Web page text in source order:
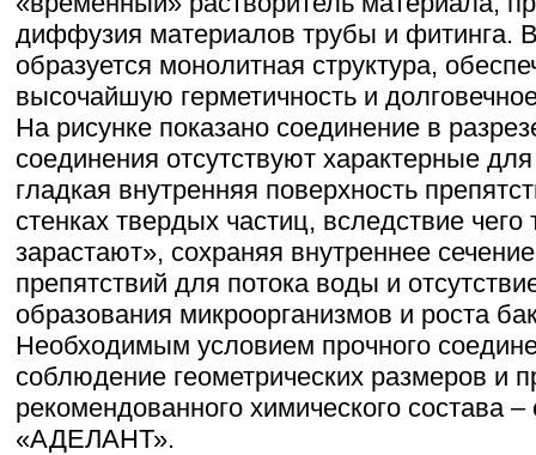
диффузия материалов трубы и фитинга. В
образуется монолитная структура,
высочайшую герметичность и
На рисунке показано соединение в
соединения отсутствуют характерные
гладкая внутренняя поверхность
стенках твердых частиц, вследствие
зарастают», сохраняя внутреннее
препятствий для потока воды и
образования микроорганизмов и роста
Необходимым условием прочного
соблюдение геометрических размеров и
рекомендованного химического состава
«АДЕЛАНТ».